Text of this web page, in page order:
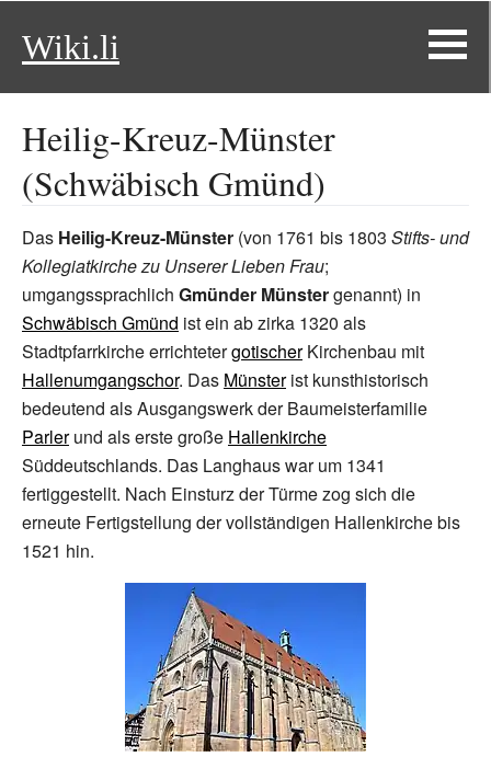
Wiki.li
Heilig-Kreuz-Münster
(Schwäbisch Gmünd)
Das Heilig-Kreuz-Münster (von 1761 bis 1803 Stifts- und
Kollegiatkirche zu Unserer Lieben Frau;
umgangssprachlich Gmünder Münstergenannt) in
Schwäbisch Gmünd ist ein ab zirka 1320 als
Stadtpfarrkirche errichtetergotischerKirchenbau mit
Hallenumgangschor. Das Münsterist kunsthistorisch
bedeutend als Ausgangswerk der Baumeisterfamilie
Parlerund als erste große Hallenkirche
Süddeutschlands. Das Langhaus war um 1341
fertiggestellt. Nach Einsturz der Türme zog sich die
erneute Fertigstellung der vollständigen Hallenkirche bis
1521 hin.